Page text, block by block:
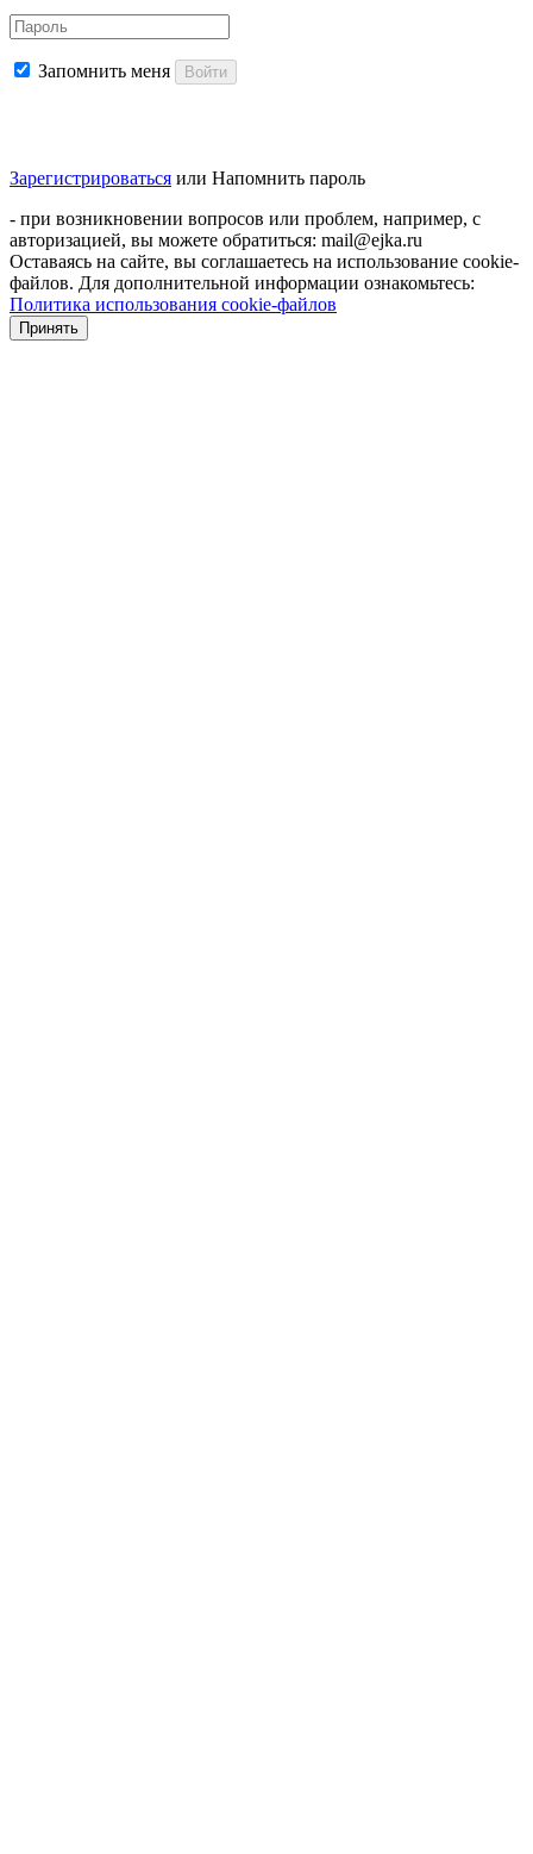
Запомнить меня Войти
Зарегистрироваться или Напомнить пароль
- при возникновении вопросов или проблем, например, с
авторизацией, вы можете обратиться: mail@ejka.ru
Оставаясь на сайте, вы соглашаетесь на использование cookie-
файлов. Для дополнительной информации ознакомьтесь:
Политика использования cookie-файлов
Принять